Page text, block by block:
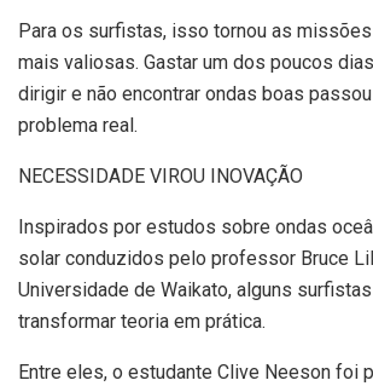
Para os surfistas, isso tornou as
mais valiosas. Gastar um dos poucos
dirigir e não encontrar ondas boas
problema real.
NECESSIDADE VIROU INOVAÇÃO
Inspirados por estudos sobre ondas
solar conduzidos pelo professor Bruce
Universidade de Waikato, alguns
transformar teoria em prática.
Entre eles, o estudante Clive Neeson foi